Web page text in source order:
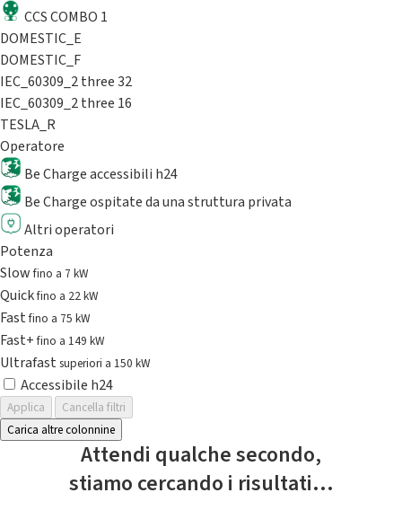
CCS COMBO 1
DOMESTIC_E
DOMESTIC_F
IEC_60309_2 three 32
IEC_60309_2 three 16
TESLA_R
Operatore
Be Charge accessibili h24
Be Charge ospitate da una struttura privata
Altri operatori
Potenza
Slowfino a 7 kW
Quickfino a 22 kW
Fastfino a 75 kW
Fast+fino a 149 kW
Ultrafast superiori a 150 kW
Accessibile h24
Applica
Cancella filtri
Carica altre colonnine
Attendi qualche secondo,
stiamo cercando i risultati...